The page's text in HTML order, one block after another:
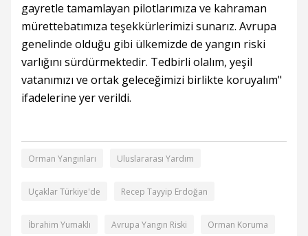
gayretle tamamlayan pilotlarımıza ve kahraman
mürettebatımıza teşekkürlerimizi sunarız. Avrupa
genelinde olduğu gibi ülkemizde de yangın riski
varlığını sürdürmektedir. Tedbirli olalım, yeşil
vatanımızı ve ortak geleceğimizi birlikte koruyalım"
ifadelerine yer verildi.
Orman Yangınları Uluslararası Yardım
Uçaklar Türkiye'de Recep Tayyip Erdoğan
İbrahim Yumaklı Avrupa Yangın Riski Orman Koruma